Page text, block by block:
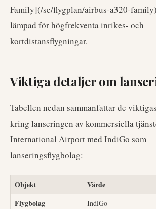
Family](/se/flygplan/airbus-a320-
lämpad för högfrekventa inrikes- och
kortdistansflygningar.
Viktiga detaljer om
Tabellen nedan sammanfattar de
kring lanseringen av kommersiella
International Airport med IndiGo som
lanseringsflygbolag:
Objekt
Värde
Flygbolag
IndiGo